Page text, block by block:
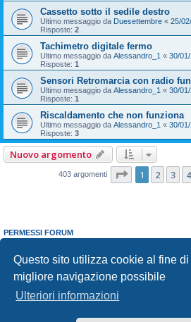
Questo sito utilizza cookie al fine di
migliore navigazione possibile
Ulteriori informazioni
Cassetto sotto il sedile destro
Ultimo messaggio da Duesettembre « 25/
Risposte: 2
Tachimetro digitale fermo
Ultimo messaggio da Alessandro_1 « 30/
Risposte: 1
Sensori Retromarcia con radio
Ultimo messaggio da Alessandro_1 « 30/
Risposte: 1
Riscaldamento che non funziona
Ultimo messaggio da Alessandro_1 « 30/
Risposte: 3
Nuovo argomento
403 argomenti Pagina di 17
1 2 3 4
PERMESSI FORUM
Non puoirispondere negli argomenti
Non puoimodificare i tuoi messaggi
Non puoicancellare i tuoi messaggi
Non puoi
inviare allegati